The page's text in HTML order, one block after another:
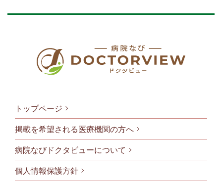
フッタメニ
トップページ
掲載を希望される医療機関の方へ
病院なびドクタビューについて
個人情報保護方針